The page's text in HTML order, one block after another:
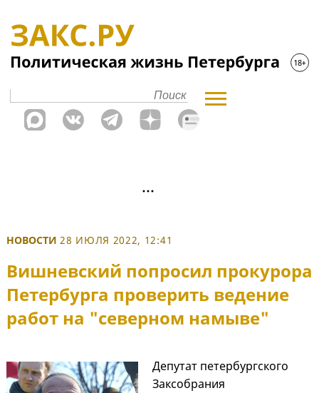
НОВОСТИ 28 ИЮЛЯ 2022, 12:41
Вишневский попросил прокурора
Петербурга проверить ведение
работ на "северном намыве"
Депутат петербургского
Заксобрания